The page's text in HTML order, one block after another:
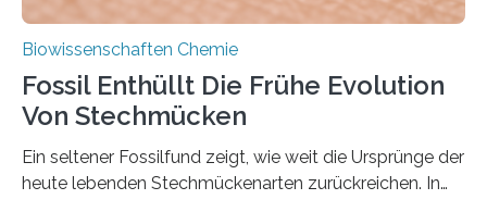
Biowissenschaften Chemie
Fossil Enthüllt Die Frühe Evolution
Von Stechmücken
Ein seltener Fossilfund zeigt, wie weit die Ursprünge der
heute lebenden Stechmückenarten zurückreichen. In